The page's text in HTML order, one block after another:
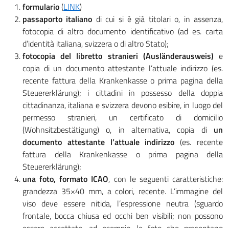
formulario(LINK)
passaporto italiano di cui si è già titolari o, in assenza,
fotocopia di altro documento identificativo (ad es. carta
d’identità italiana, svizzera o di altro Stato);
fotocopia del libretto stranieri (Ausländerausweis) e
copia di un documento attestante l’attuale indirizzo (es.
recente fattura della Krankenkasse o prima pagina della
Steuererklärung); i cittadini in possesso della doppia
cittadinanza, italiana e svizzera devono esibire, in luogo del
permesso stranieri, un certificato di domicilio
(Wohnsitzbestätigung) o, in alternativa, copia di un
documento attestante l’attuale indirizzo (es. recente
fattura della Krankenkasse o prima pagina della
Steuererklärung);
una foto, formato ICAO, con le seguenti caratteristiche:
grandezza 35×40 mm, a colori, recente. L’immagine del
viso deve essere nitida, l’espressione neutra (sguardo
frontale, bocca chiusa ed occhi ben visibili; non possono